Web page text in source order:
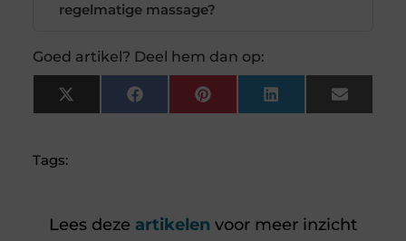
regelmatige massage?
Goed artikel? Deel hem dan op:
X
(Twitter)
FacebookPinterest LinkedIn Email
Tags:
Lees deze artikelen voor meer inzicht